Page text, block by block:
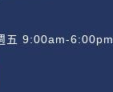
五 9:00am-6:00pm